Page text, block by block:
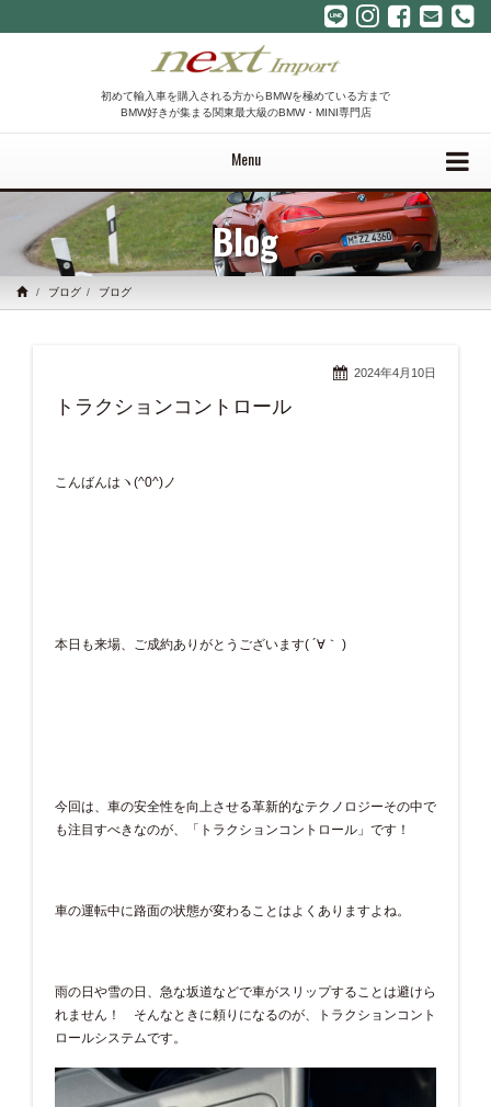
初めて輸入車を購入される方からBMWを極めている方まで
BMW好きが集まる関東最大級のBMW・MINI専門店
Menu
Blog
ブログ ブログ
2024年4月10日
トラクションコントロール
こんばんはヽ(^0^)ノ
本日も来場、ご成約ありがとうございます( ´∀｀ )
今回は、車の安全性を向上させる革新的なテクノロジーその中で
も注目すべきなのが、「トラクションコントロール」です！
車の運転中に路面の状態が変わることはよくありますよね。
雨の日や雪の日、急な坂道などで車がスリップすることは避けら
れません！ そんなときに頼りになるのが、トラクションコント
ロールシステムです。